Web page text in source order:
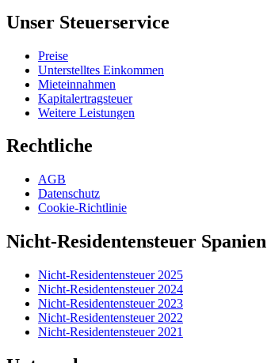
Unser Steuerservice
Preise
Unterstelltes Einkommen
Mieteinnahmen
Kapitalertragsteuer
Weitere Leistungen
Rechtliche
AGB
Datenschutz
Cookie-Richtlinie
Nicht-Residentensteuer Spanien
Nicht-Residentensteuer 2025
Nicht-Residentensteuer 2024
Nicht-Residentensteuer 2023
Nicht-Residentensteuer 2022
Nicht-Residentensteuer 2021